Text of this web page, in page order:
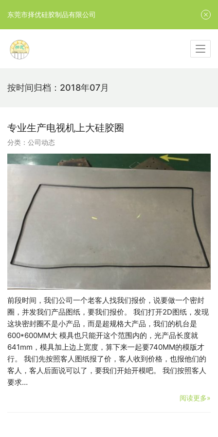
按时间归档：2018年07月
专业生产电视机上大硅胶圈
分类： 公司动态
前段时间，我们公司一个老客人找我们报价，说要做一个密封
圈，并发我们产品图纸，要我们报价。 我们打开2D图纸，发现
这块密封圈不是小产品，而是超规格大产品，我们的机台是
600*600MM大 模具也只能开这个范围内的，光产品长度就
641mm，模具加上边上宽度，算下来一起要740MM的模版才
行。 我们先按照客人图纸报了价，客人收到价格，也报他们的
客人，客人后面说可以了，要我们开始开模吧。 我们按照客人
要求…
阅读更多»
东莞市择优硅胶制品有限公司